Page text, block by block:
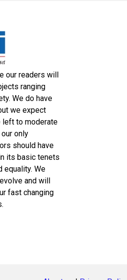
our readers will
ranging
We do have
we expect
left to moderate
only
should have
its basic tenets
equality. We
and will
fast changing